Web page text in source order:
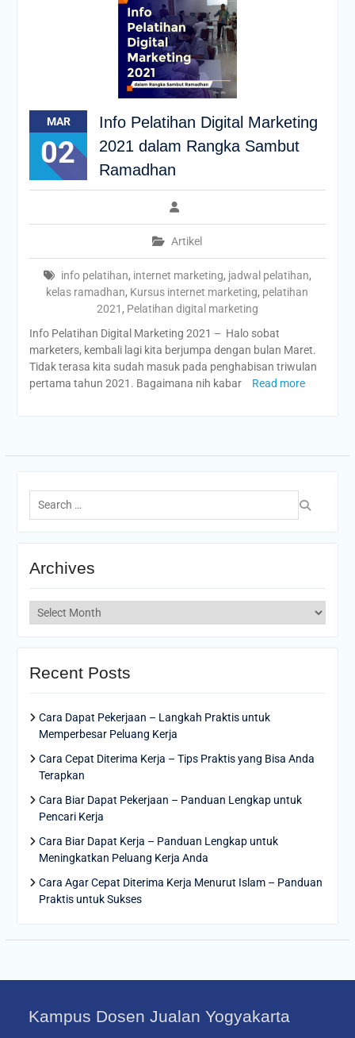
MAR
02
Info Pelatihan Digital Marketing
2021 dalam Rangka Sambut
Ramadhan
Artikel
info pelatihan, internet marketing, jadwal pelatihan,
kelas ramadhan, Kursus internet marketing, pelatihan
2021 , Pelatihan digital marketing
Info Pelatihan Digital Marketing 2021 – Halo sobat
marketers, kembali lagi kita berjumpa dengan bulan Maret.
Tidak terasa kita sudah masuk pada penghabisan triwulan
pertama tahun 2021. Bagaimana nih kabar
Read more
Search
for:
Archives
Archives
Recent Posts
Cara Dapat Pekerjaan – Langkah Praktis untuk
Memperbesar Peluang Kerja
Cara Cepat Diterima Kerja – Tips Praktis yang Bisa Anda
Terapkan
Cara Biar Dapat Pekerjaan – Panduan Lengkap untuk
Pencari Kerja
Cara Biar Dapat Kerja – Panduan Lengkap untuk
Meningkatkan Peluang Kerja Anda
Cara Agar Cepat Diterima Kerja Menurut Islam – Panduan
Praktis untuk Sukses
Kampus Dosen Jualan Yogyakarta